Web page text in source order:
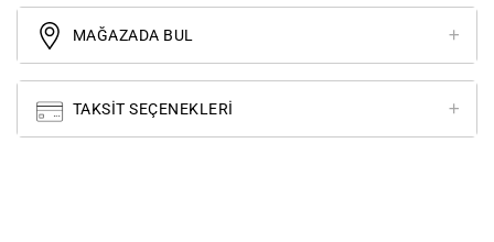
MAĞAZADA BUL
TAKSIT SEÇENEKLERI